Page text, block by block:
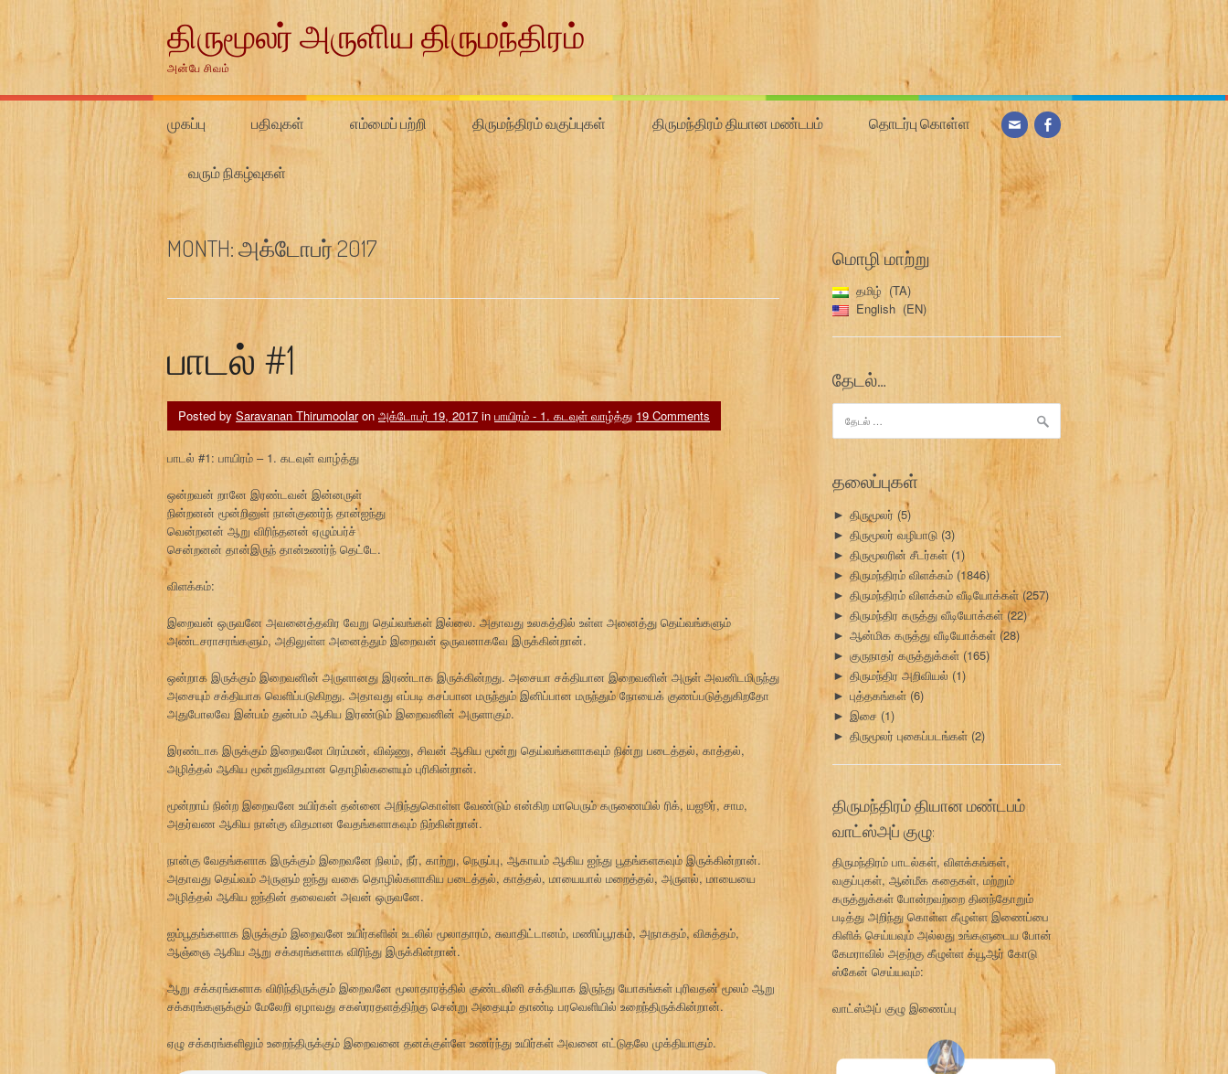
திருமூலர் அருளிய திருமந்திரம்
அன்பே சிவம்
முகப்பு பதிவுகள் எம்மைப் பற்றி திருமந்திரம் வகுப்புகள் திருமந்திரம் தியான மண்டபம் தொடர்பு கொள்ள
வரும் நிகழ்வுகள்
MONTH:அக்டோபர் 2017
பாடல் #1
Posted by Saravanan Thirumoolaron அக்டோபர் 19, 2017 in பாயிரம் - 1. கடவுள் வாழ்த்து 19 Comments
பாடல் #1: பாயிரம் – 1. கடவுள் வாழ்த்து
ஒன்றவன் றானே இரண்டவன் இன்னருள்
நின்றனன் மூன்றினுள் நான்குணர்ந் தான்ஐந்து
வென்றனன் ஆறு விரிந்தனன் ஏழும்பர்ச்
சென்றனன் தான்இருந் தான்உணர்ந் தெட்டே.
விளக்கம்:
இறைவன் ஒருவனே அவனைத்தவிர வேறு தெய்வங்கள் இல்லை. அதாவது உலகத்தில் உள்ள அனைத்து தெய்வங்களும்
அண்டசராசரங்களும், அதிலுள்ள அனைத்தும் இறைவன் ஒருவனாகவே இருக்கின்றான்.
ஒன்றாக இருக்கும் இறைவனின் அருளானது இரண்டாக இருக்கின்றது. அசையா சக்தியான இறைவனின் அருள் அவனிடமிருந்து
அசையும் சக்தியாக வெளிப்படுகிறது. அதாவது எப்படி கசப்பான மருந்தும் இனிப்பான மருந்தும் நோயைக் குணப்படுத்துகிறதோ
அதுபோலவே இன்பம் துன்பம் ஆகிய இரண்டும் இறைவனின் அருளாகும்.
இரண்டாக இருக்கும் இறைவனே பிரம்மன், விஷ்ணு, சிவன் ஆகிய மூன்று தெய்வங்களாகவும் நின்று படைத்தல், காத்தல்,
அழித்தல் ஆகிய மூன்றுவிதமான தொழில்களையும் புரிகின்றான்.
மூன்றாய் நின்ற இறைவனே உயிர்கள் தன்னை அறிந்துகொள்ள வேண்டும் என்கிற மாபெரும் கருணையில் ரிக், யஜூர், சாம,
அதர்வண ஆகிய நான்கு விதமான வேதங்களாகவும் நிற்கின்றான்.
நான்கு வேதங்களாக இருக்கும் இறைவனே நிலம், நீர், காற்று, நெருப்பு, ஆகாயம் ஆகிய ஐந்து பூதங்களகவும் இருக்கின்றான்.
அதாவது தெய்வம் அருளும் ஐந்து வகை தொழில்களாகிய படைத்தல், காத்தல், மாயையால் மறைத்தல், அருளல், மாயையை
அழித்தல் ஆகிய ஐந்தின் தலைவன் அவன் ஒருவனே.
ஐம்பூதங்களாக இருக்கும் இறைவனே உயிர்களின் உடலில் மூலாதாரம், சுவாதிட்டானம், மணிப்பூரகம், அநாகதம், விசுத்தம்,
ஆஞ்ஞை ஆகிய ஆறு சக்கரங்களாக விரிந்து இருக்கின்றான்.
ஆறு சக்கரங்களாக விரிந்திருக்கும் இறைவனே மூலாதாரத்தில் குண்டலினி சக்தியாக இருந்து யோகங்கள் புரிவதன் மூலம் ஆறு
சக்கரங்களுக்கும் மேலேறி ஏழாவது சகஸ்ரரதளத்திற்கு சென்று அதையும் தாண்டி பரவெளியில் உறைந்திருக்கின்றான்.
ஏழு சக்கரங்களிலும் உறைந்திருக்கும் இறைவனை தனக்குள்ளே உணர்ந்து உயிர்கள் அவனை எட்டுதலே முக்தியாகும்.
மொழி மாற்று
தமிழ்
TA
English
EN
தேடல்…
தேடு:
தலைப்புகள்
► திருமூலர் (5)
► திருமூலர் வழிபாடு (3)
► திருமூலரின் சீடர்கள் (1)
► திருமந்திரம் விளக்கம் (1846)
► திருமந்திரம் விளக்கம் வீடியோக்கள்(257)
► திருமந்திர கருத்து வீடியோக்கள்(22)
► ஆன்மிக கருத்து வீடியோக்கள் (28)
► குருநாதர் கருத்துக்கள் (165)
► திருமந்திர அறிவியல் (1)
► புத்தகங்கள் (6)
► இசை (1)
► திருமூலர் புகைப்படங்கள் (2)
திருமந்திரம் தியான மண்டபம்
வாட்ஸ்அப் குழு:
திருமந்திரம் பாடல்கள், விளக்கங்கள்,
வகுப்புகள், ஆன்மீக கதைகள், மற்றும்
கருத்துக்கள் போன்றவற்றை தினந்தோறும்
படித்து அறிந்து கொள்ள கீழுள்ள இணைப்பை
கிளிக் செய்யவும் அல்லது உங்களுடைய போன்
கேமராவில் அதற்கு கீழுள்ள க்யூஆர் கோடு
ஸ்கேன் செய்யவும்:
வாட்ஸ்அப் குழு இணைப்பு